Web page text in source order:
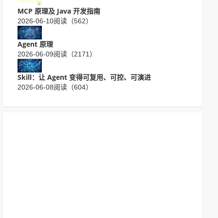
MCP 原理及 Java 开发指南
2026-06-10阅读（562）
Agent 原理
2026-06-09阅读（2171）
Skill：让 Agent 变得可复用、可控、可演进
2026-06-08阅读（604）